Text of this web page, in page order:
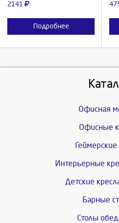
2141
Подробнее
Офисная
Офисные
Геймерские
Интерьерные
Детские
Барные
Столы